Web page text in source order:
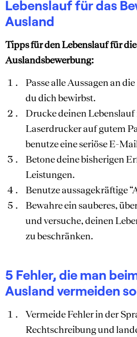
Lebenslauf für das
Ausland
Tipps für den Lebenslauf für die
Auslandsbewerbung:
Passe alle Aussagen an
du dich bewirbst.
Drucke deinen
Laserdrucker auf gutem
benutze eine seriöse E-
Betone deine bisherigen
Leistungen.
Benutze aussagekräftige
Bewahre ein sauberes,
und versuche, deinen
zu beschränken.
5 Fehler, die man
Ausland vermeiden
Vermeide Fehler in der
Rechtschreibung und